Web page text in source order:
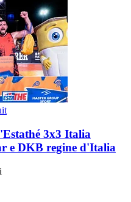
3x3 Italia
e DKB regine d'Italia